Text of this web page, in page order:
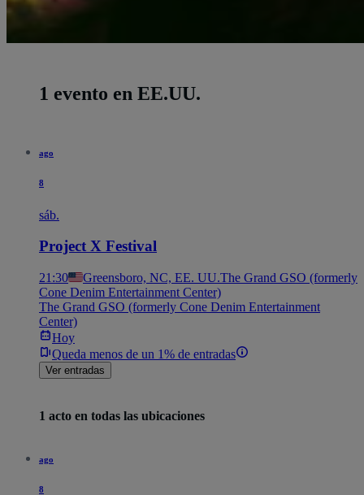
1 evento en EE.UU.
ago
8
sáb.
Project X Festival
21:30 Greensboro, NC, EE. UU.The Grand GSO (formerly
Cone Denim Entertainment Center)
The Grand GSO (formerly Cone Denim Entertainment
Center)
Hoy
Queda menos de un 1% de entradas
Ver entradas
1 acto en todas las ubicaciones
ago
8